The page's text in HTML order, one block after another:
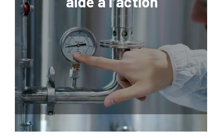
Facebook
LinkedInPinterest
Artésial apporte son expertise technique et
opérationnelle à NextStage AM pour
l’acquisition de la SEMA (Source des
Abatilles). Découvrez notre rôle de conseil
industriel stratégique.